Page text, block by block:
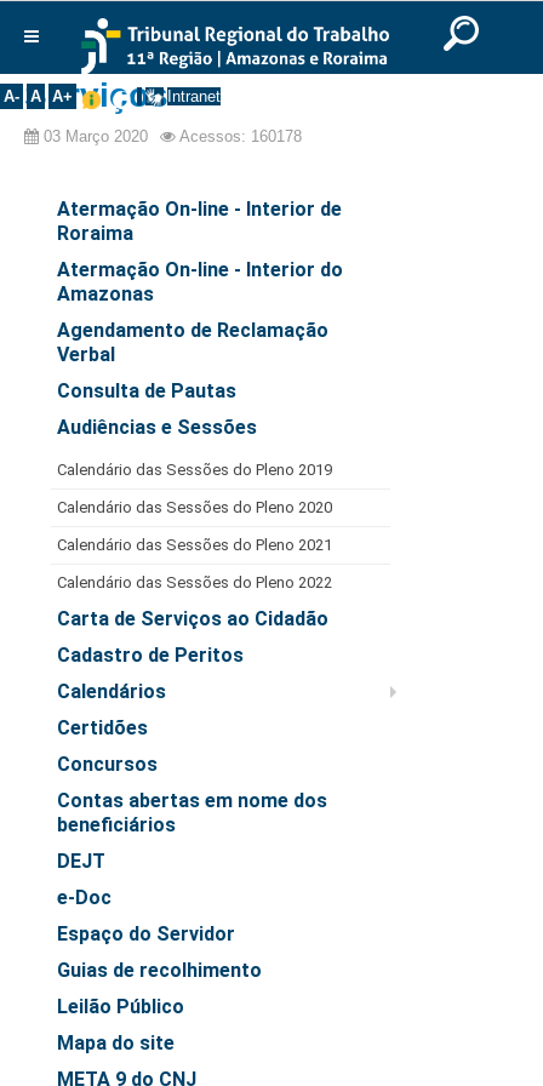
Ir para o rodapé
English
Português Español
A- A A+ Intranet
Institucional
Histórico
Corregedoria
Composição
Desembargadores
Seções Especializadas
Turmas
Varas do Trabalho
Juízes Manaus
Juízes Roraima
Juízes Interior
Juízes Substitutos
Diretores
Comitês
Comitê Gestor Regional do PJe
Comitê Gestor Regional do e-Gestão e de Tabelas
Comissão Regional de Pesquisa Judiciária e Ciência de
Dados
Comitê de Priorização do Primeiro Grau
Comissão de Uniformização de Jurisprudência
Comitê de Gestão de Pessoas
Comissão de Vitaliciamento
Comitê de Atenção Integral à Saúde de Magistrados e
Serviços
03 Março 2020 Acessos: 160178
Atermação On-line - Interior de
Roraima
Atermação On-line - Interior do
Amazonas
Agendamento de Reclamação
Verbal
Consulta de Pautas
Audiências e Sessões
Calendário das Sessões do Pleno 2019
Calendário das Sessões do Pleno 2020
Calendário das Sessões do Pleno 2021
Calendário das Sessões do Pleno 2022
Carta de Serviços ao Cidadão
Cadastro de Peritos
Calendários
Certidões
Concursos
Contas abertas em nome dos
beneficiários
DEJT
e-Doc
Espaço do Servidor
Guias de recolhimento
Leilão Público
Mapa do site
META 9 do CNJ